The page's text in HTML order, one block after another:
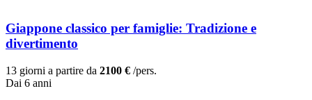
Giappone classico per famiglie: Tradizione e
divertimento
13 giorni a partire da 2100 € /pers.
Dai 6 anni